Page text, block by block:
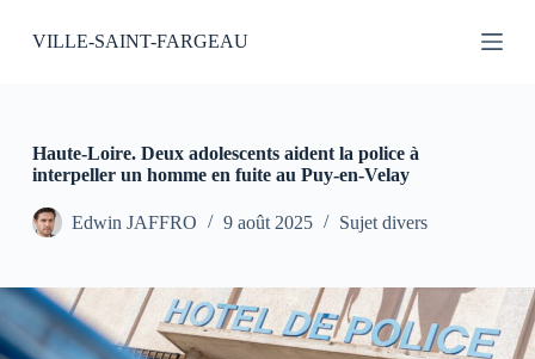
u
o
n
VILLE-SAINT-FARGEAU
Haute-Loire. Deux adolescents aident la police à
interpeller un homme en fuite au Puy-en-Velay
Edwin JAFFRO 9 août 2025 Sujet divers